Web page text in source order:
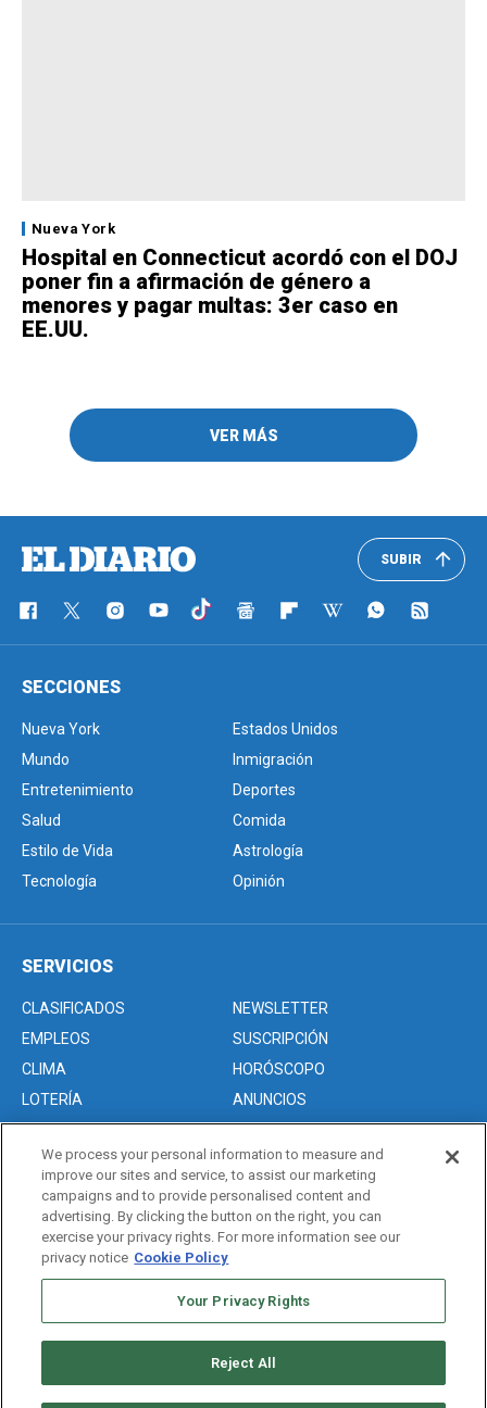
Nueva York
Hospital en Connecticut acordó con el DOJ
poner fin a afirmación de género a
menores y pagar multas: 3er caso en
EE.UU.
VER MÁS
SUBIR
SECCIONES
Nueva York
Estados Unidos
Mundo
Inmigración
Entretenimiento
Deportes
Salud
Comida
Estilo de Vida
Astrología
Tecnología
Opinión
SERVICIOS
CLASIFICADOS
NEWSLETTER
EMPLEOS
SUSCRIPCIÓN
CLIMA
HORÓSCOPO
LOTERÍA
ANUNCIOS
Acerca de nosotros
Advertise with Us/Anuncios
Politica de Privacidad
Editorial Guidelines
We process your personal information to measure and
improve our sites and service, to assist our marketing
campaigns and to provide personalised content and
advertising. By clicking the button on the right, you can
exercise your privacy rights. For more information see our
privacy notice Cookie Policy
Your Privacy Rights
Reject All